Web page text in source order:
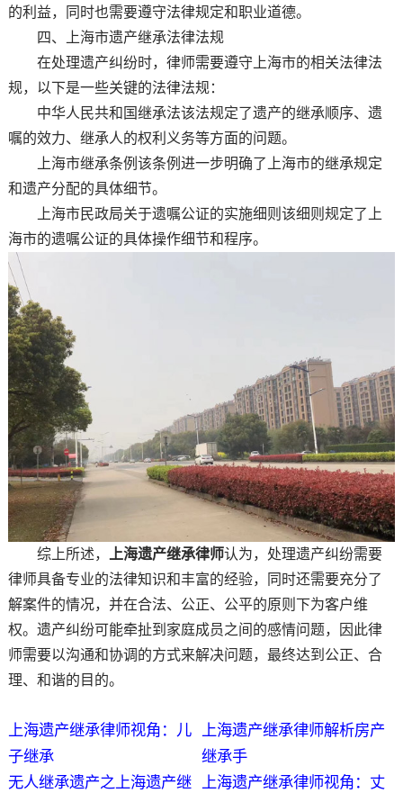
的利益，同时也需要遵守法律规定和职业道德。
四、上海市遗产继承法律法规
在处理遗产纠纷时，律师需要遵守上海市的相关法律法
规，以下是一些关键的法律法规：
中华人民共和国继承法该法规定了遗产的继承顺序、遗
嘱的效力、继承人的权利义务等方面的问题。
上海市继承条例该条例进一步明确了上海市的继承规定
和遗产分配的具体细节。
上海市民政局关于遗嘱公证的实施细则该细则规定了上
海市的遗嘱公证的具体操作细节和程序。
综上所述， 上海遗产继承律师认为，处理遗产纠纷需要
律师具备专业的法律知识和丰富的经验，同时还需要充分了
解案件的情况，并在合法、公正、公平的原则下为客户维
权。遗产纠纷可能牵扯到家庭成员之间的感情问题，因此律
师需要以沟通和协调的方式来解决问题，最终达到公正、合
理、和谐的目的。
上海遗产继承律师视角：儿
子继承
上海遗产继承律师解析房产
继承手
无人继承遗产之上海遗产继
上海遗产继承律师视角：丈